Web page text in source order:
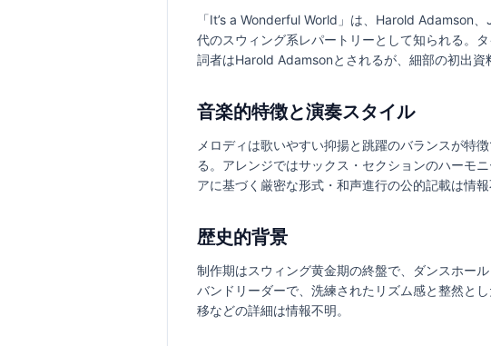
「It’s a Wonderful World」は、Harold Adamson
代のスウィング系レパートリーとして知られる。
詞者はHarold Adamsonとされるが、細部の初出資
音楽的特徴と演奏スタイル
メロディは歌いやすい抑揚と跳躍のバランスが特
る。アレンジではサックス・セクションのハーモ
アに基づく厳密な形式・和声進行の公的記載は情報
歴史的背景
制作期はスウィング黄金期の終盤で、ダンスホー
バンドリーダーで、洗練されたリズム感と整然と
移などの詳細は情報不明。